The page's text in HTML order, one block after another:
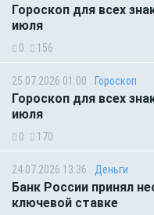
Гороскоп для всех
июля
0 156
25.07.2026 01:00 Гороскоп
Гороскоп для всех
июля
0 170
24.07.2026 13:36 Деньги
Банк России принял
ключевой ставке